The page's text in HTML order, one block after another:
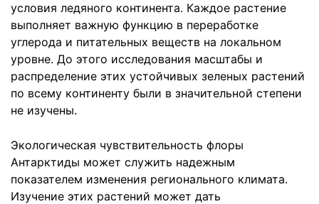
условия ледяного континента. Каждое растение
выполняет важную функцию в переработке
углерода и питательных веществ на локальном
уровне. До этого исследования масштабы и
распределение этих устойчивых зеленых растений
по всему континенту были в значительной степени
не изучены.
Экологическая чувствительность флоры
Антарктиды может служить надежным
показателем изменения регионального климата.
Изучение этих растений может дать